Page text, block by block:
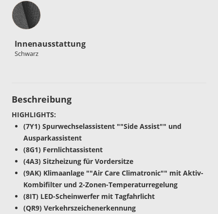
Innenausstattung
Innenausstattung
Schwarz
Beschreibung
HIGHLIGHTS:
(7Y1) Spurwechselassistent ""Side Assist"" und
Ausparkassistent
(8G1) Fernlichtassistent
(4A3) Sitzheizung für Vordersitze
(9AK) Klimaanlage ""Air Care Climatronic"" mit Aktiv-
Kombifilter und 2-Zonen-Temperaturregelung
(8IT) LED-Scheinwerfer mit Tagfahrlicht
(QR9) Verkehrszeichenerkennung